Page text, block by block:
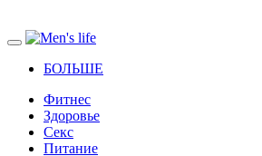
БОЛЬШЕ
Фитнес
Здоровье
Секс
Питание